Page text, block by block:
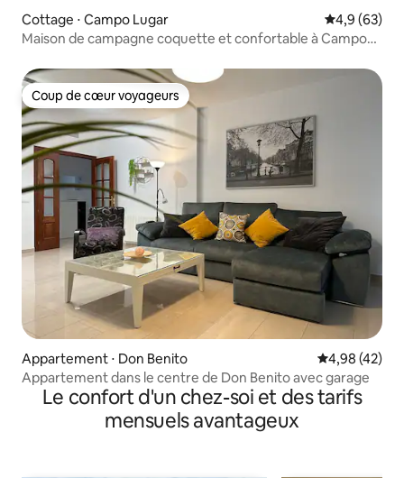
Cottage ⋅ Campo Lugar Évaluation
4,9 (63)
Maison de campagne coquette et confortable à Campo
Coup de cœur voyageurs
Coup de cœur voyageurs
Appartement ⋅ Don Benito Évaluation
4,98 (42)
Appartement dans le centre de Don Benito avec garage
Le confort d'un chez-soi et des tarifs
mensuels avantageux